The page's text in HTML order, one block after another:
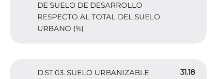
DE SUELO DE DESARROLLO
RESPECTO AL TOTAL DEL SUELO
URBANO (%)
D.ST.03. SUELO URBANIZABLE
31.18